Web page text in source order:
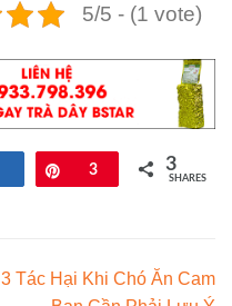
5/5 - (1 vote)
Pin
3 3
SHARES
3 Tác Hại Khi Chó Ăn Cam